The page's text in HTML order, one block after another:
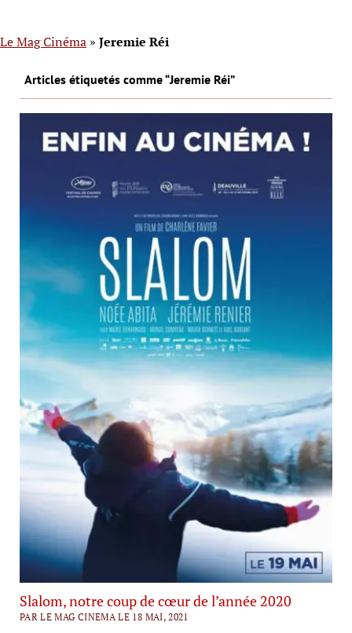
Le Mag Cinéma » Jeremie Réi
Articles étiquetés comme “Jeremie Réi”
Slalom, notre coup de cœur de l’année 2020
PAR LE MAG CINEMA LE 18 MAI, 2021